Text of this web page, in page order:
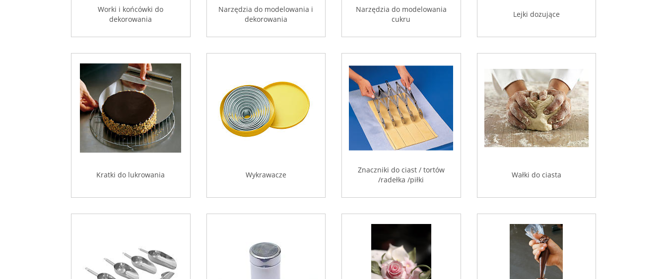
Worki i końcówki do
dekorowania
Narzędzia do modelowania i
dekorowania
Narzędzia do modelowania
cukru
Lejki dozujące
Kratki do lukrowania Wykrawacze
Znaczniki do ciast / tortów
/radełka /piłki
Wałki do ciasta